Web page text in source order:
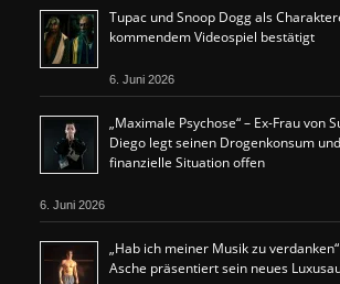
Tupac und Snoop Dogg als
kommendem Videospiel bestätigt
6. Juni 2026
„Maximale Psychose“ – Ex-Frau von
Diego legt seinen Drogenkonsum und
finanzielle Situation offen
6. Juni 2026
„Hab ich meiner Musik zu
Asche präsentiert sein neues